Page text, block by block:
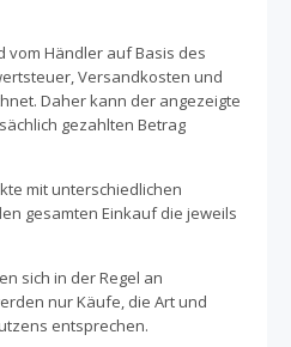
vom Händler auf Basis des
Versandkosten und
Daher kann der angezeigte
gezahlten Betrag
mit unterschiedlichen
gesamten Einkauf die jeweils
sich in der Regel an
nur Käufe, die Art und
entsprechen.